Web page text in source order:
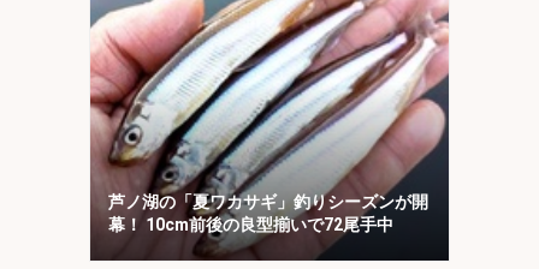
芦ノ湖の「夏ワカサギ」釣りシーズンが開
幕！ 10cm前後の良型揃いで72尾手中